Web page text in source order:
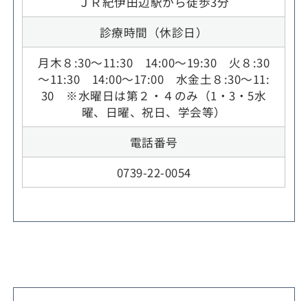
診療時間（休診日）
月木８:30～11:30 14:00～19:30 火８:30
～11:30 14:00～17:00 水金土８:30～11:
30 ※水曜日は第２・４のみ（1・3・5水
曜、日曜、祝日、学会等）
電話番号
0739-22-0054